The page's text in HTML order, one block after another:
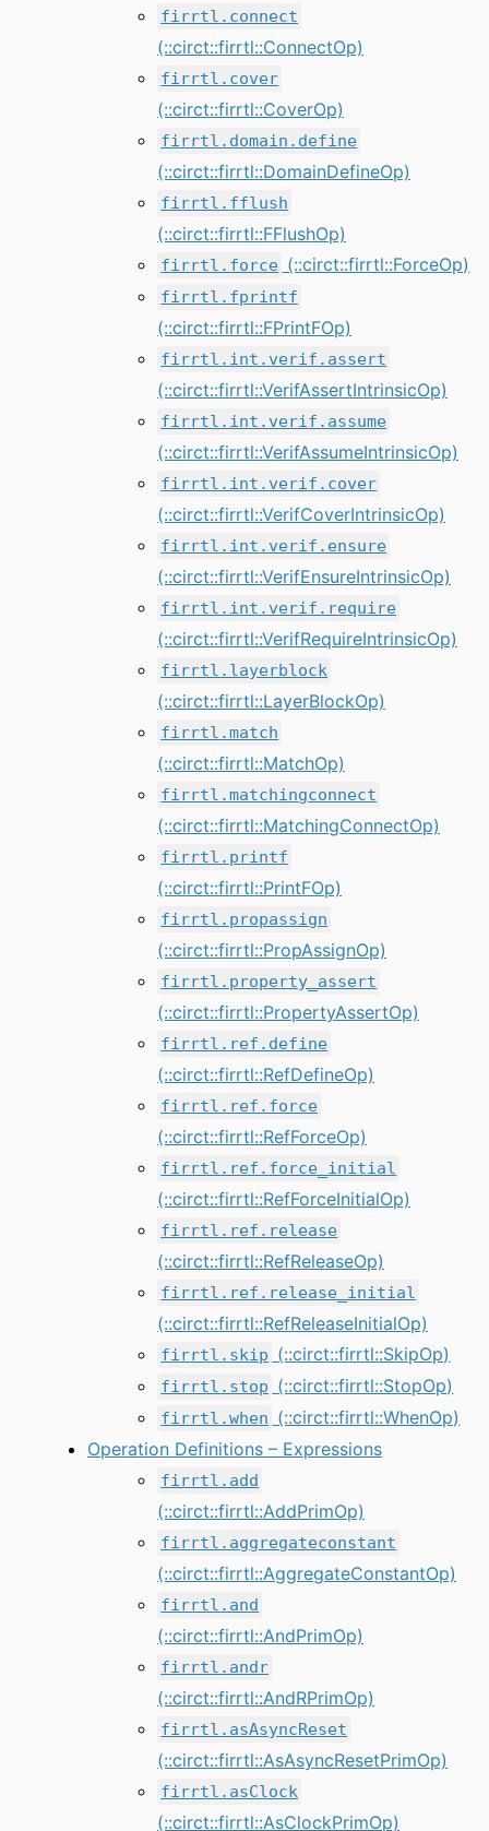
firrtl.connect
(::circt::firrtl::ConnectOp)
firrtl.cover
(::circt::firrtl::CoverOp)
firrtl.domain.define
(::circt::firrtl::DomainDefineOp)
firrtl.fflush
(::circt::firrtl::FFlushOp)
firrtl.force (::circt::firrtl::ForceOp)
firrtl.fprintf
(::circt::firrtl::FPrintFOp)
firrtl.int.verif.assert
(::circt::firrtl::VerifAssertIntrinsicOp)
firrtl.int.verif.assume
(::circt::firrtl::VerifAssumeIntrinsicOp)
firrtl.int.verif.cover
(::circt::firrtl::VerifCoverIntrinsicOp)
firrtl.int.verif.ensure
(::circt::firrtl::VerifEnsureIntrinsicOp)
firrtl.int.verif.require
(::circt::firrtl::VerifRequireIntrinsicOp)
firrtl.layerblock
(::circt::firrtl::LayerBlockOp)
firrtl.match
(::circt::firrtl::MatchOp)
firrtl.matchingconnect
(::circt::firrtl::MatchingConnectOp)
firrtl.printf
(::circt::firrtl::PrintFOp)
firrtl.propassign
(::circt::firrtl::PropAssignOp)
firrtl.property_assert
(::circt::firrtl::PropertyAssertOp)
firrtl.ref.define
(::circt::firrtl::RefDefineOp)
firrtl.ref.force
(::circt::firrtl::RefForceOp)
firrtl.ref.force_initial
(::circt::firrtl::RefForceInitialOp)
firrtl.ref.release
(::circt::firrtl::RefReleaseOp)
firrtl.ref.release_initial
(::circt::firrtl::RefReleaseInitialOp)
firrtl.skip (::circt::firrtl::SkipOp)
firrtl.stop (::circt::firrtl::StopOp)
firrtl.when (::circt::firrtl::WhenOp)
Operation Definitions – Expressions
firrtl.add
(::circt::firrtl::AddPrimOp)
firrtl.aggregateconstant
(::circt::firrtl::AggregateConstantOp)
firrtl.and
(::circt::firrtl::AndPrimOp)
firrtl.andr
(::circt::firrtl::AndRPrimOp)
firrtl.asAsyncReset
(::circt::firrtl::AsAsyncResetPrimOp)
firrtl.asClock
(::circt::firrtl::AsClockPrimOp)